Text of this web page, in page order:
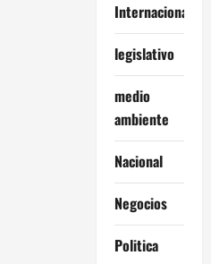
Internacionales
legislativo
medio
ambiente
Nacional
Negocios
Politica